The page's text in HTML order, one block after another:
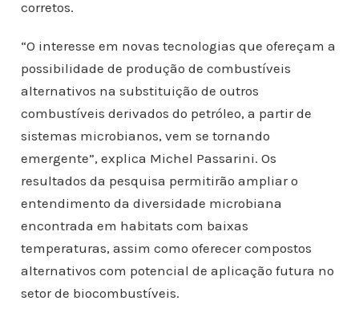
corretos.
“O interesse em novas tecnologias que ofereçam a
possibilidade de produção de combustíveis
alternativos na substituição de outros
combustíveis derivados do petróleo, a partir de
sistemas microbianos, vem se tornando
emergente”, explica Michel Passarini. Os
resultados da pesquisa permitirão ampliar o
entendimento da diversidade microbiana
encontrada em habitats com baixas
temperaturas, assim como oferecer compostos
alternativos com potencial de aplicação futura no
setor de biocombustíveis.